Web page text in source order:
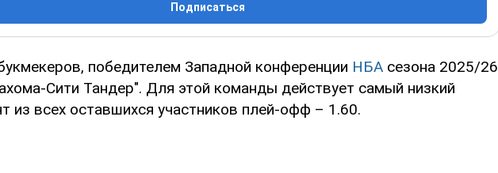
Подписаться
победителем Западной конференции НБА сезона 2025/26
Сити Тандер". Для этой команды действует самый низкий
из всех оставшихся участников плей-офф – 1.60.